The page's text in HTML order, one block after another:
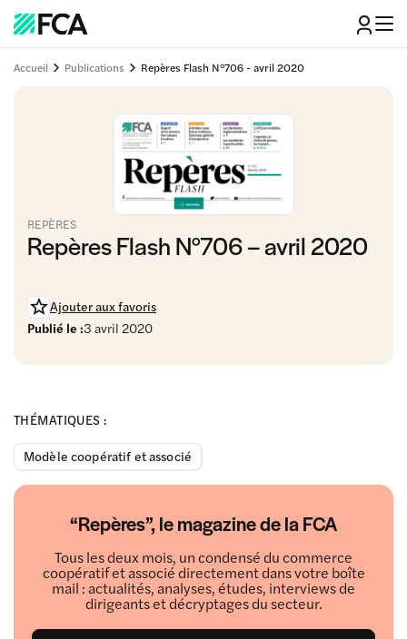
Accueil Publications Repères Flash N°706 - avril 2020
REPÈRES
Repères Flash N°706 – avril 2020
Ajouter aux favoris
Publié le :3 avril 2020
THÉMATIQUES :
Modèle coopératif et associé
“Repères”, le magazine de la FCA
Tous les deux mois, un condensé du commerce
coopératif et associé directement dans votre boîte
mail : actualités, analyses, études, interviews de
dirigeants et décryptages du secteur.